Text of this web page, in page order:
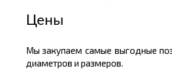
Цены
Мы закупаем самые выгодные
диаметров и размеров.